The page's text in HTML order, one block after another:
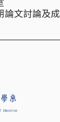
論文討論及